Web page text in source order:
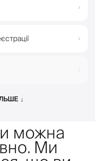
›
›
›
↓
можна
Ми